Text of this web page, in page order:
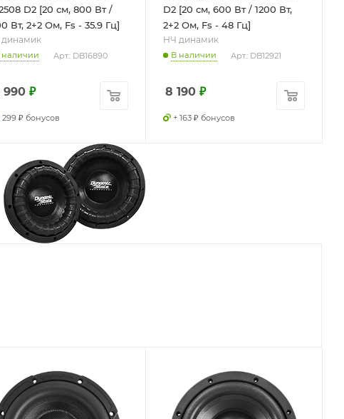
D2 [20 см, 800 Вт /
Вт, 2+2 Ом, Fs - 35.9 Гц]
наличии Арт.: DB16890
990 ₽
299 ₽ бонусов
D2 [20 см, 600 Вт / 1200 Вт,
2+2 Ом, Fs - 48 Гц]
НЧ динамик
В наличии Арт.: DB12921
8 190₽
+ 163 ₽ бонусов